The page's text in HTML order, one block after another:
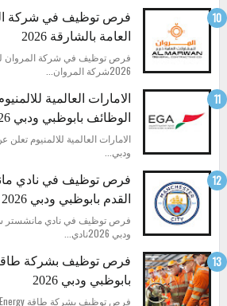
فرص توظيف في شركة
العامة بالشارقة 2026
فرص توظيف في شركة المروان
2026شركة المروان...
الامارات العالمية
الوظائف بابوظبي ودبي 2026
الامارات العالمية للالمنيوم
ودبي...
فرص توظيف في نادي
القدم بابوظبي ودبي 2026
فرص توظيف في نادي مانشستر
ودبي 2026نادي...
بابوظبي ودبي 2026